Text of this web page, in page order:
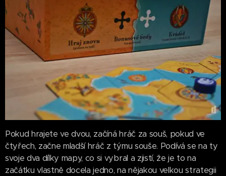
Pokud hrajete ve dvou, začíná hráč za souš, pokud ve
čtyřech, začne mladší hráč z týmu souše. Podívá se na ty
svoje dva dílky mapy, co si vybral a zjistí, že je to na
začátku vlastně docela jedno, na nějakou velkou strategii